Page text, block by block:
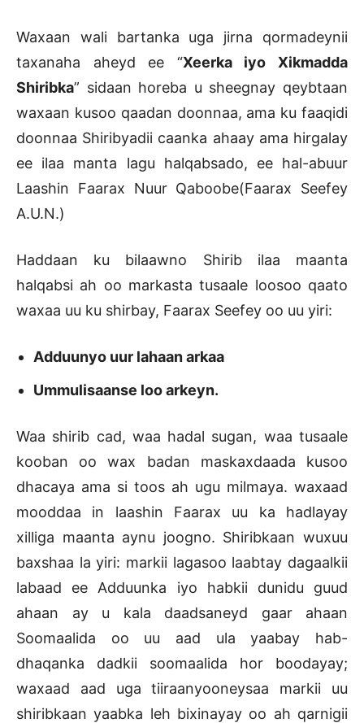
Waxaan wali bartanka uga jirna qormadeynii
taxanaha aheyd ee “Xeerka iyo Xikmadda
Shiribka” sidaan horeba u sheegnay qeybtaan
waxaan kusoo qaadan doonnaa, ama ku faaqidi
doonnaa Shiribyadii caanka ahaay ama hirgalay
ee ilaa manta lagu halqabsado, ee hal-abuur
Laashin Faarax Nuur Qaboobe(Faarax Seefey
A.U.N.)
Haddaan ku bilaawno Shirib ilaa maanta
halqabsi ah oo markasta tusaale loosoo qaato
waxaa uu ku shirbay, Faarax Seefey oo uu yiri:
Adduunyo uur lahaan arkaa
Ummulisaanse loo arkeyn.
Waa shirib cad, waa hadal sugan, waa tusaale
kooban oo wax badan maskaxdaada kusoo
dhacaya ama si toos ah ugu milmaya. waxaad
mooddaa in laashin Faarax uu ka hadlayay
xilliga maanta aynu joogno. Shiribkaan wuxuu
baxshaa la yiri: markii lagasoo laabtay dagaalkii
labaad ee Adduunka iyo habkii dunidu guud
ahaan ay u kala daadsaneyd gaar ahaan
Soomaalida oo uu aad ula yaabay hab-
dhaqanka dadkii soomaalida hor boodayay;
waxaad aad uga tiiraanyooneysaa markii uu
shiribkaan yaabka leh bixinayay oo ah qarnigii